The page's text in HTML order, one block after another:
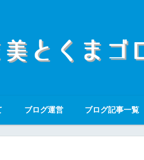
ブログ運営 ブログ記事一覧